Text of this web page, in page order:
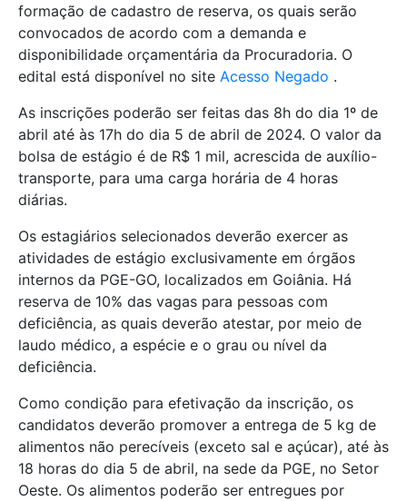
formação de cadastro de reserva, os quais serão
convocados de acordo com a demanda e
disponibilidade orçamentária da Procuradoria. O
edital está disponível no site Acesso Negado .
As inscrições poderão ser feitas das 8h do dia 1º de
abril até às 17h do dia 5 de abril de 2024. O valor da
bolsa de estágio é de R$ 1 mil, acrescida de auxílio-
transporte, para uma carga horária de 4 horas
diárias.
Os estagiários selecionados deverão exercer as
atividades de estágio exclusivamente em órgãos
internos da PGE-GO, localizados em Goiânia. Há
reserva de 10% das vagas para pessoas com
deficiência, as quais deverão atestar, por meio de
laudo médico, a espécie e o grau ou nível da
deficiência.
Como condição para efetivação da inscrição, os
candidatos deverão promover a entrega de 5 kg de
alimentos não perecíveis (exceto sal e açúcar), até às
18 horas do dia 5 de abril, na sede da PGE, no Setor
Oeste. Os alimentos poderão ser entregues por